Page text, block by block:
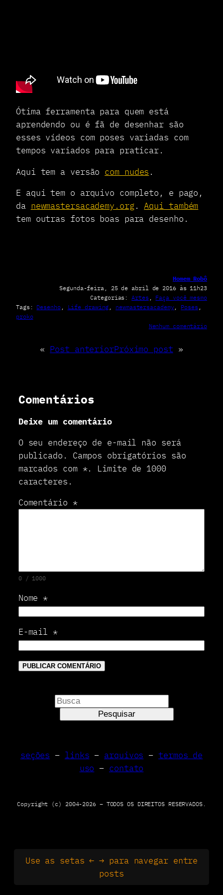
Ótima ferramenta para quem está
aprendendo ou é fã de desenhar são
esses vídeos com poses variadas com
tempos variados para praticar.
Aqui tem a versão com nudes .
E aqui tem o arquivo completo, e pago,
da newmastersacademy.org.Aqui também
tem outras fotos boas para desenho.
Homem Robô
Segunda-feira, 25 de abril de 2016 às 11h23
Categorias: Artes, Faça você mesmo
Tags: Desenho, Life drawing newmastersacademy, Poses
proko
Nenhum comentárioe
« Post anteriorPróximo post »
Comentários
Deixe um comentário
O seu endereço de e-mail não será
publicado. Campos obrigatórios são
marcados com *. Limite de 1000
caracteres.
Comentário *
0 / 1000
Nome *
E-mail *
P
u
r
Pesquisar
seções – links – arquivos –termos de
uso – contato
Copyright (c) 2004-2026 – TODOS OS DIREITOS RESERVADOS.
Use as setas ← → para navegar entre
posts